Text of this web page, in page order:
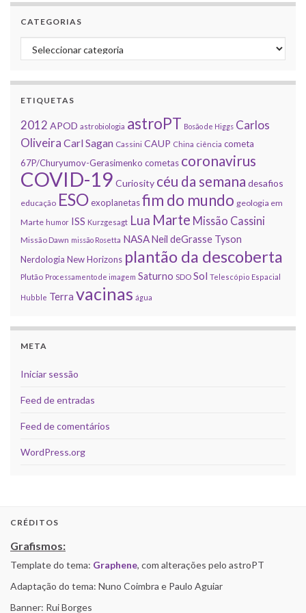
CATEGORIAS
Categorias
ETIQUETAS
2012 APOD astrobiologia astroPT Bosão de Higgs Carlos
Oliveira Carl Sagan Cassini CAUP China ciência cometa
67P/Churyumov-Gerasimenko cometas coronavirus
COVID-19 Curiosity céu da semana desafios
educação ESOexoplanetasfim do mundo geologia em
Marte humor ISS Kurzgesagt Lua Marte Missão Cassini
Missão Dawn missão Rosetta NASANeil deGrasse Tyson
Nerdologia New Horizons plantão da descoberta
Plutão Processamento de imagem Saturno SDO Sol Telescópio Espacial
Hubble Terra vacinas água
META
Iniciar sessão
Feed de entradas
Feed de comentários
WordPress.org
CRÉDITOS
Grafismos:
Template do tema: Graphene, com alterações pelo astroPT
Adaptação do tema: Nuno Coimbra e Paulo Aguiar
Banner: Rui Borges